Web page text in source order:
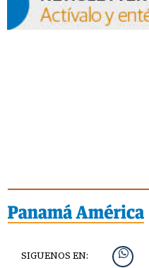
SIGUENOS EN: